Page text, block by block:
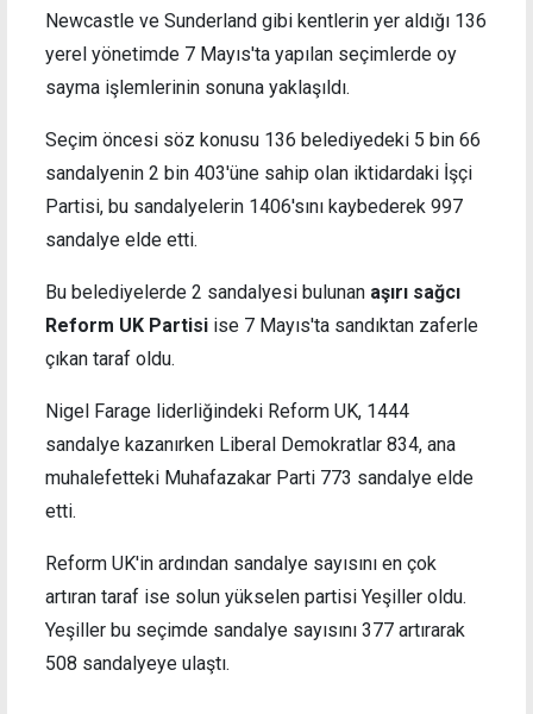
Newcastle ve Sunderland gibi kentlerin yer aldığı 136
yerel yönetimde 7 Mayıs'ta yapılan seçimlerde oy
sayma işlemlerinin sonuna yaklaşıldı.
Seçim öncesi söz konusu 136 belediyedeki 5 bin 66
sandalyenin 2 bin 403'üne sahip olan iktidardaki İşçi
Partisi, bu sandalyelerin 1406'sını kaybederek 997
sandalye elde etti.
Bu belediyelerde 2 sandalyesi bulunan aşırı sağcı
Reform UK Partisi ise 7 Mayıs'ta sandıktan zaferle
çıkan taraf oldu.
Nigel Farage liderliğindeki Reform UK, 1444
sandalye kazanırken Liberal Demokratlar 834, ana
muhalefetteki Muhafazakar Parti 773 sandalye elde
etti.
Reform UK'in ardından sandalye sayısını en çok
artıran taraf ise solun yükselen partisi Yeşiller oldu.
Yeşiller bu seçimde sandalye sayısını 377 artırarak
508 sandalyeye ulaştı.